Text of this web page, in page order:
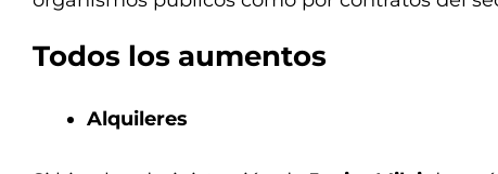
Todos los aumentos
Alquileres